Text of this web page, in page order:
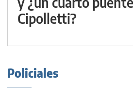
Cipolletti?
Policiales